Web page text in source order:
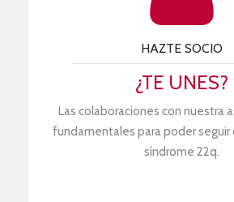
HAZTE SOCIO
¿TE UNES?
Las colaboraciones con nuestra
fundamentales para poder
síndrome 22q.